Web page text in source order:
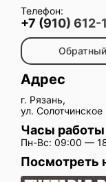
Телефон:
+7 (910) 612-
Адрес
г. Рязань,
ул.
Часы работы
Пн-Вс: 09:00 —
Посмотреть